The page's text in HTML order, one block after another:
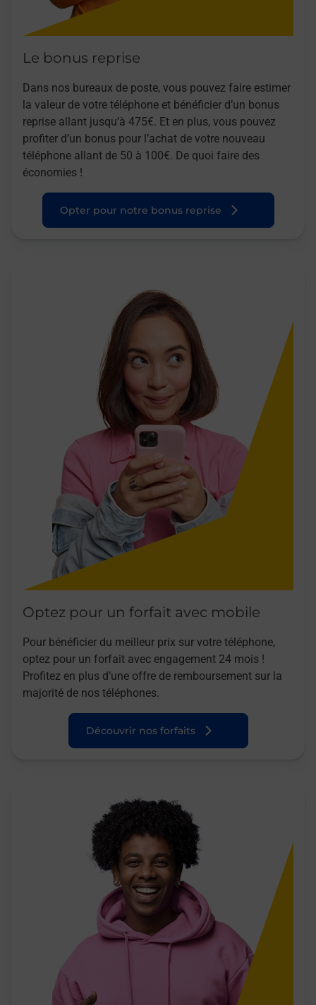
Le bonus reprise
Dans nos bureaux de poste, vous pouvez faire estimer
la valeur de votre téléphone et bénéficier d’un bonus
reprise allant jusqu’à 475€. Et en plus, vous pouvez
profiter d’un bonus pour l’achat de votre nouveau
téléphone allant de 50 à 100€. De quoi faire des
économies !
Opter pour notre bonus reprise
Optez pour un forfait avec mobile
Pour bénéficier du meilleur prix sur votre téléphone,
optez pour un forfait avec engagement 24 mois !
Profitez en plus d’une offre de remboursement sur la
majorité de nos téléphones.
Découvrir nos forfaits